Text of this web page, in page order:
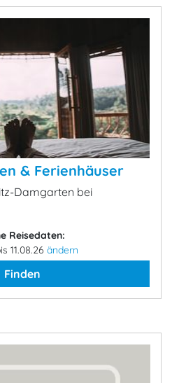
& Ferienhäuser
Damgarten bei
Reisedaten:
11.08.26 ändern
Finden